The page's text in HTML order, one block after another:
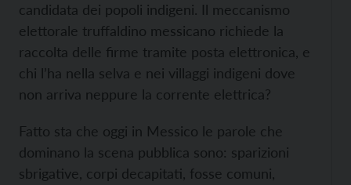
candidata dei popoli indigeni. Il meccanismo
elettorale truffaldino messicano richiede la
raccolta delle firme tramite posta elettronica, e
chi l’ha nella selva e nei villaggi indigeni dove
non arriva neppure la corrente elettrica?
Fatto sta che oggi in Messico le parole che
dominano la scena pubblica sono: sparizioni
sbrigative, corpi decapitati, fosse comuni,